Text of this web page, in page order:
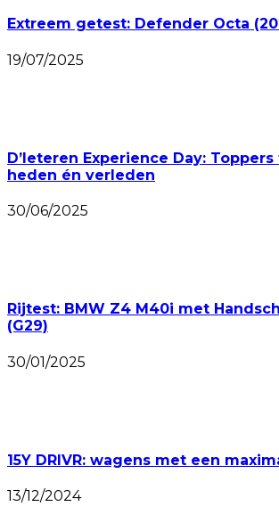
Extreem getest: Defender Octa
19/07/2025
D’Ieteren Experience Day:
heden én verleden
30/06/2025
Rijtest: BMW Z4 M40i met
(G29)
30/01/2025
15Y DRIVR: wagens met een
13/12/2024